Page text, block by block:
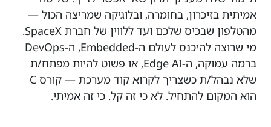
אמיתית בזיכרון, בחומרה, ובלוגיקה שמריצה הכול —
מהטלפון שבכיס שלכם ועד ללווין של חברת SpaceX.
מי שרוצה להיכנס לעולם ה-Embedded, ה-DevOps
ברמה עמוקה, ה-Edge AI, או פשוט להיות מפתח/ת
שלא נבהל/ת כשצריך לקרוא קוד מערכת — קורס C
הוא המקום להתחיל. לא כי זה קל. כי זה אמיתי.